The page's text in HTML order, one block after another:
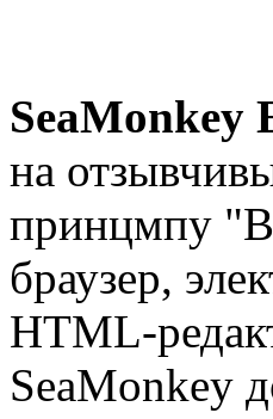
SeaMonkey
на
принцмпу
браузер,
HTML-
SeaMonkey